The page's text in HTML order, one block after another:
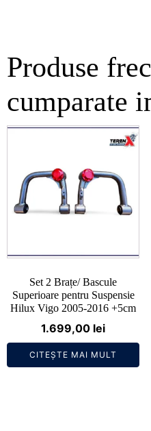
Produse
cumparate
Set 2 Brațe/ Bascule
Superioare pentru Suspensie
Hilux Vigo 2005-2016 +5cm
1.699,00 lei
CITEȘTE MAI MULT